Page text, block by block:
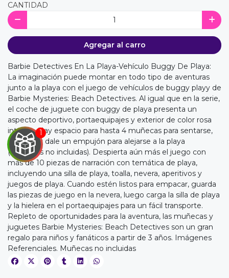
CANTIDAD
Agregar al carro
Barbie Detectives En La Playa-Vehículo Buggy De Playa:
La imaginación puede montar en todo tipo de aventuras
junto a la playa con el juego de vehículos de buggy playy de
Barbie Mysteries: Beach Detectives. Al igual que en la serie,
el coche de juguete con buggy de playa presenta un
aspecto deportivo, portaequipajes y exterior de color rosa
intenso. Hay espacio para hasta 4 muñecas para sentarse,
cárgalas y dale un empujón para alejarse a la playa
(muñecas no incluidas). Despierta aún más el juego con
más de 10 piezas de narración con temática de playa,
incluyendo una silla de playa, toalla, nevera, aperitivos y
juegos de playa. Cuando estén listos para empacar, guarda
las piezas de juego en la nevera, luego carga la silla de playa
y la hielera en el portaequipajes para un fácil transporte.
Repleto de oportunidades para la aventura, las muñecas y
juguetes Barbie Mysteries: Beach Detectives son un gran
regalo para niños y fanáticos a partir de 3 años. Imágenes
Referenciales. Muñecas no incluidas